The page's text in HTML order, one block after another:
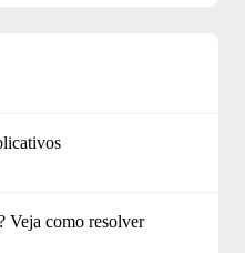
Veja como resolver